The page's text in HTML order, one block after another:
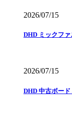
2026/07/15
DHD ミックフ
2026/07/15
DHD 中古ボー